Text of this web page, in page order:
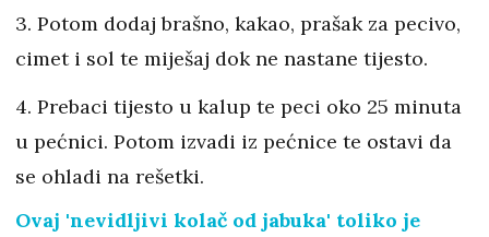
3. Potom dodaj brašno, kakao, prašak za pecivo,
cimet i sol te miješaj dok ne nastane tijesto.
4. Prebaci tijesto u kalup te peci oko 25 minuta
u pećnici. Potom izvadi iz pećnice te ostavi da
se ohladi na rešetki.
Ovaj 'nevidljivi kolač od jabuka' toliko je